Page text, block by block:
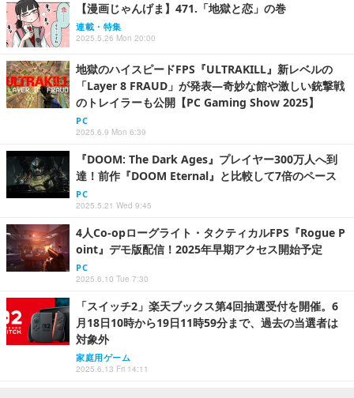
【漫画じゃんげま】471.「地獄と恋」の巻
連載・特集
2025.5.26 Mon 20:00
地獄のハイスピードFPS『ULTRAKILL』新レベルの
「Layer 8 FRAUD」が発表―奇妙な館や激しい銃撃戦
のトレイラーも公開【PC Gaming Show 2025】
PC
2025.6.9 Mon 6:39
『DOOM: The Dark Ages』プレイヤー300万人へ到
達！前作『DOOM Eternal』と比較して7倍のペース
PC
2025.5.21 Wed 9:45
4人Co-opローグライト・タクティカルFPS『Rogue P
oint』デモ版配信！2025年早期アクセス開始予定
PC
2025.6.10 Tue 7:30
「スイッチ2」楽天ブックス第4回抽選受付を開催。6
月18日10時から19日11時59分まで、過去の当選者は
対象外
家庭用ゲーム
2025.6.13 Fri 14:11